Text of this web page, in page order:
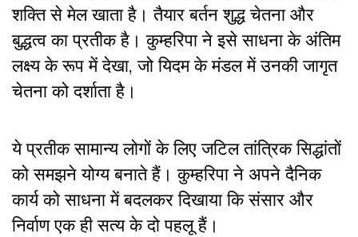
शक्ति से मेल खाता है। तैयार बर्तन शुद्ध चेतना और
बुद्धत्व का प्रतीक है। कुम्हरिपा ने इसे साधना के अंतिम
लक्ष्य के रूप में देखा, जो यिदम के मंडल में उनकी जागृत
चेतना को दर्शाता है।
ये प्रतीक सामान्य लोगों के लिए जटिल तांत्रिक सिद्धांतों
को समझने योग्य बनाते हैं। कुम्हरिपा ने अपने दैनिक
कार्य को साधना में बदलकर दिखाया कि संसार और
निर्वाण एक ही सत्य के दो पहलू हैं।